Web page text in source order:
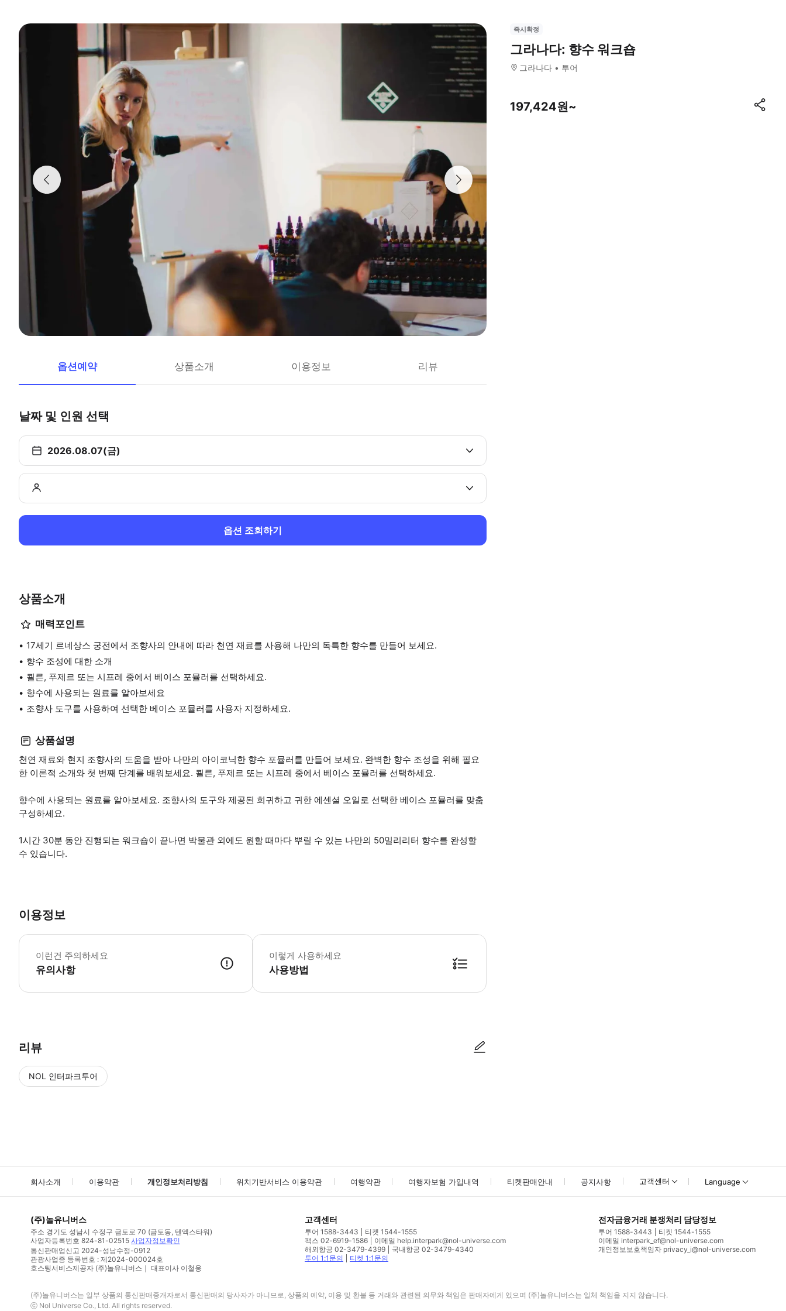
옵션예약 상품소개 이용정보 리뷰
날짜 및 인원 선택
2026.08.07(금)
옵션 조회하기
상품소개
매력포인트
17세기 르네상스 궁전에서 조향사의 안내에 따라 천연 재료를 사용해 나만의 독특한 향수를 만들어 보세요.
향수 조성에 대한 소개
쾰른, 푸제르 또는 시프레 중에서 베이스 포뮬러를 선택하세요.
향수에 사용되는 원료를 알아보세요
조향사 도구를 사용하여 선택한 베이스 포뮬러를 사용자 지정하세요.
상품설명
천연 재료와 현지 조향사의 도움을 받아 나만의 아이코닉한 향수 포뮬러를 만들어 보세요. 완벽한 향수 조성을 위해 필요
한 이론적 소개와 첫 번째 단계를 배워보세요. 쾰른, 푸제르 또는 시프레 중에서 베이스 포뮬러를 선택하세요.
향수에 사용되는 원료를 알아보세요. 조향사의 도구와 제공된 희귀하고 귀한 에센셜 오일로 선택한 베이스 포뮬러를 맞춤
구성하세요.
1시간 30분 동안 진행되는 워크숍이 끝나면 박물관 외에도 원할 때마다 뿌릴 수 있는 나만의 50밀리리터 향수를 완성할
수 있습니다.
이용정보
이런건 주의하세요
유의사항
* 소요시간 : 120분 (옵션에 따라 소요 시간이 다를 수 있으니, 예약 시 확인 부탁드립니다.)
이렇게 사용하세요
사용방법
리뷰
NOL 인터파크투어
즉시확정
그라나다: 향수 워크숍
그라나다 투어
197,424원~
회사소개 이용약관 개인정보처리방침 위치기반서비스 이용약관 여행약관 여행자보험 가입내역 티켓판매안내 공지사항 고객센터 Language
(주)놀유니버스
주소 경기도 성남시 수정구 금토로 70 (금토동, 텐엑스타워)
사업자등록번호 824-81-02515 사업자정보확인
통신판매업신고 2024-성남수정-0912
관광사업증 등록번호 : 제2024-000024호
호스팅서비스제공자 (주)놀유니버스｜ 대표이사 이철웅
고객센터
투어 1588-3443
티켓 1544-1555
팩스 02-6919-1586
이메일 help.interpark@nol-universe.com
해외항공 02-3479-4399
국내항공 02-3479-4340
투어 1:1문의
티켓 1:1문의
전자금융거래 분쟁처리 담당정보
투어 1588-3443
티켓 1544-1555
이메일 interpark_ef@nol-universe.com
개인정보보호책임자 privacy_i@nol-universe.com
(주)놀유니버스는 일부 상품의 통신판매중개자로서 통신판매의 당사자가 아니므로, 상품의 예약, 이용 및 환불 등 거래와 관련된 의무와 책임은 판매자에게 있으며 (주)놀유니버스는 일체 책임을 지지 않습니다.
ⓒ Nol Universe Co., Ltd. All rights reserved.